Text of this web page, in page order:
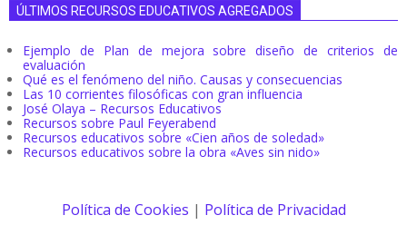
ÚLTIMOS RECURSOS EDUCATIVOS AGREGADOS
Ejemplo de Plan de mejora sobre diseño de criterios de
evaluación
Qué es el fenómeno del niño. Causas y consecuencias
Las 10 corrientes filosóficas con gran influencia
José Olaya – Recursos Educativos
Recursos sobre Paul Feyerabend
Recursos educativos sobre «Cien años de soledad»
Recursos educativos sobre la obra «Aves sin nido»
Política de Cookies | Política de Privacidad